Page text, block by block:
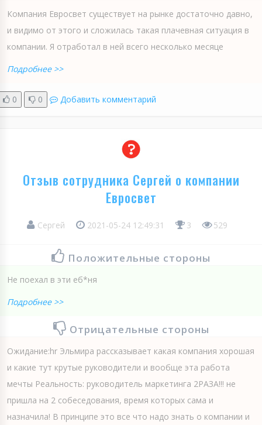
Компания Евросвет существует на рынке достаточно давно,
и видимо от этого и сложилась такая плачевная ситуация в
компании. Я отработал в ней всего несколько месяце
Подробнее >>
0 0 Добавить комментарий
Отзыв сотрудника Сергей о компании
Евросвет
Сергей 2021-05-24 12:49:31 3 529
Положительные стороны
Не поехал в эти еб*ня
Подробнее >>
Отрицательные стороны
Ожидание:hr Эльмира рассказывает какая компания хорошая
и какие тут крутые руководители и вообще эта работа
мечты Реальность: руководитель маркетинга 2РАЗА!!! не
пришла на 2 собеседования, время которых сама и
назначила! В принципе это все что надо знать о компании и